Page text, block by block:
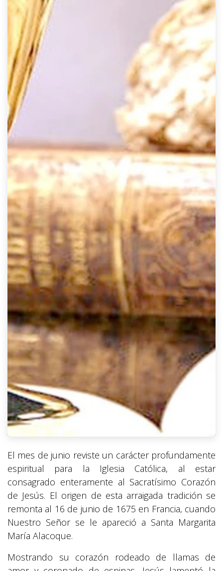
El mes de junio reviste un carácter profundamente
espiritual para la Iglesia Católica, al estar
consagrado enteramente al Sacratísimo Corazón
de Jesús. El origen de esta arraigada tradición se
remonta al 16 de junio de 1675 en Francia, cuando
Nuestro Señor se le apareció a Santa Margarita
María Alacoque.
Mostrando su corazón rodeado de llamas de